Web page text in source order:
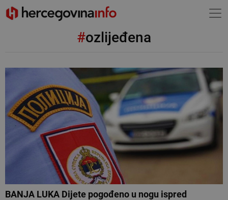
#ozlijeđena
BANJA LUKA Dijete pogođeno u nogu ispred